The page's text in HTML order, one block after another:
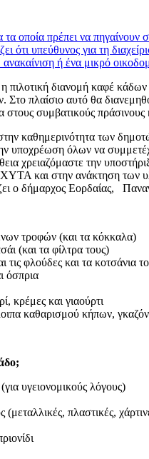
τα οποία πρέπει να
ότι υπεύθυνος για τη
ανακαίνιση ή ένα μικρό
πιλοτική διανομή καφέ
Στο πλαίσιο αυτό θα
στους συμβατικούς
καθημερινότητα των
υποχρέωση όλων να
χρειαζόμαστε την
και στην ανάκτηση των
ο δήμαρχος Εορδαίας,
τροφών (και τα κόκκαλα)
(και τα φίλτρα τους)
τις φλούδες και τα κοτσάνια
όσπρια
κρέμες και γιαούρτι
καθαρισμού κήπων,
υγειονομικούς λόγους)
(μεταλλικές, πλαστικές,